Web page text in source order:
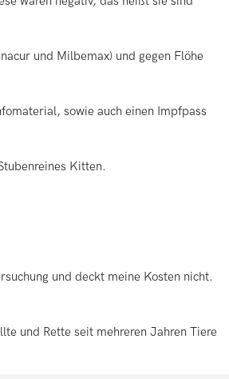
und Milbemax) und gegen Flöhe
sowie auch einen Impfpass
Kitten.
und deckt meine Kosten nicht.
und Rette seit mehreren Jahren Tiere